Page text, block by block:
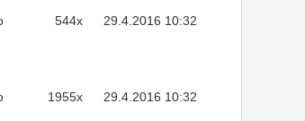
544x 29.4.2016 10:32
1955x 29.4.2016 10:32